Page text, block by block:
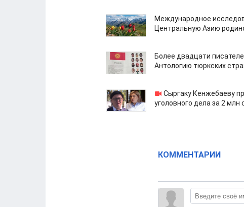
Международное
Центральную Азию
Более двадцати
Антологию тюркских
Сыргаку Кенжебаеву
уголовного дела за 2 млн
КОММЕНТАРИИ